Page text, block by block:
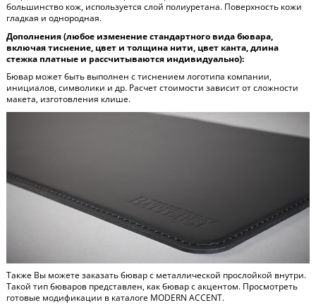
большинство кож, используется слой полиуретана. Поверхность кожи
гладкая и однородная.
Дополнения (любое изменение стандартного вида бювара,
включая тиснение, цвет и толщина нити, цвет канта, длина
стежка платные и рассчитываются индивидуально):
Бювар может быть выполнен с тиснением логотипа компании,
инициалов, символики и др. Расчет стоимости зависит от сложности
макета, изготовления клише.
Также Вы можете заказать бювар с металлической прослойкой внутри.
Такой тип бюваров представлен, как бювар с акцентом. Просмотреть
готовые модификации в каталоге MODERN ACCENT.